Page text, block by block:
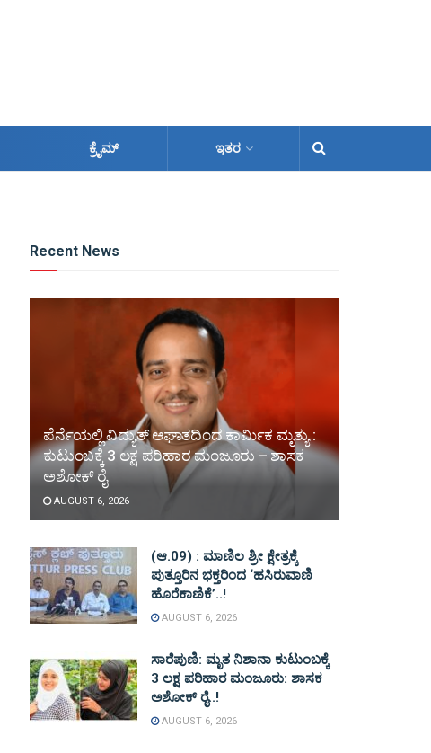
ಕ್ರೈಮ್ ಇತರ
Recent News
ಪೆರ್ನೆಯಲ್ಲಿ ವಿದ್ಯುತ್ ಆಘಾತದಿಂದ ಕಾರ್ಮಿಕ ಮೃತ್ಯು :
ಕುಟುಂಬಕ್ಕೆ 3 ಲಕ್ಷ ಪರಿಹಾರ ಮಂಜೂರು – ಶಾಸಕ
ಅಶೋಕ್ ರೈ
AUGUST 6, 2026
(ಆ.09) : ಮಾಣಿಲ ಶ್ರೀ ಕ್ಷೇತ್ರಕ್ಕೆ
ಪುತ್ತೂರಿನ ಭಕ್ತರಿಂದ ‘ಹಸಿರುವಾಣಿ
ಹೊರೆಕಾಣಿಕೆ’..!
AUGUST 6, 2026
ಸಾರೆಪುಣಿ: ಮೃತ ನಿಶಾನಾ ಕುಟುಂಬಕ್ಕೆ
3 ಲಕ್ಷ ಪರಿಹಾರ ಮಂಜೂರು: ಶಾಸಕ
ಅಶೋಕ್ ರೈ..!
AUGUST 6, 2026